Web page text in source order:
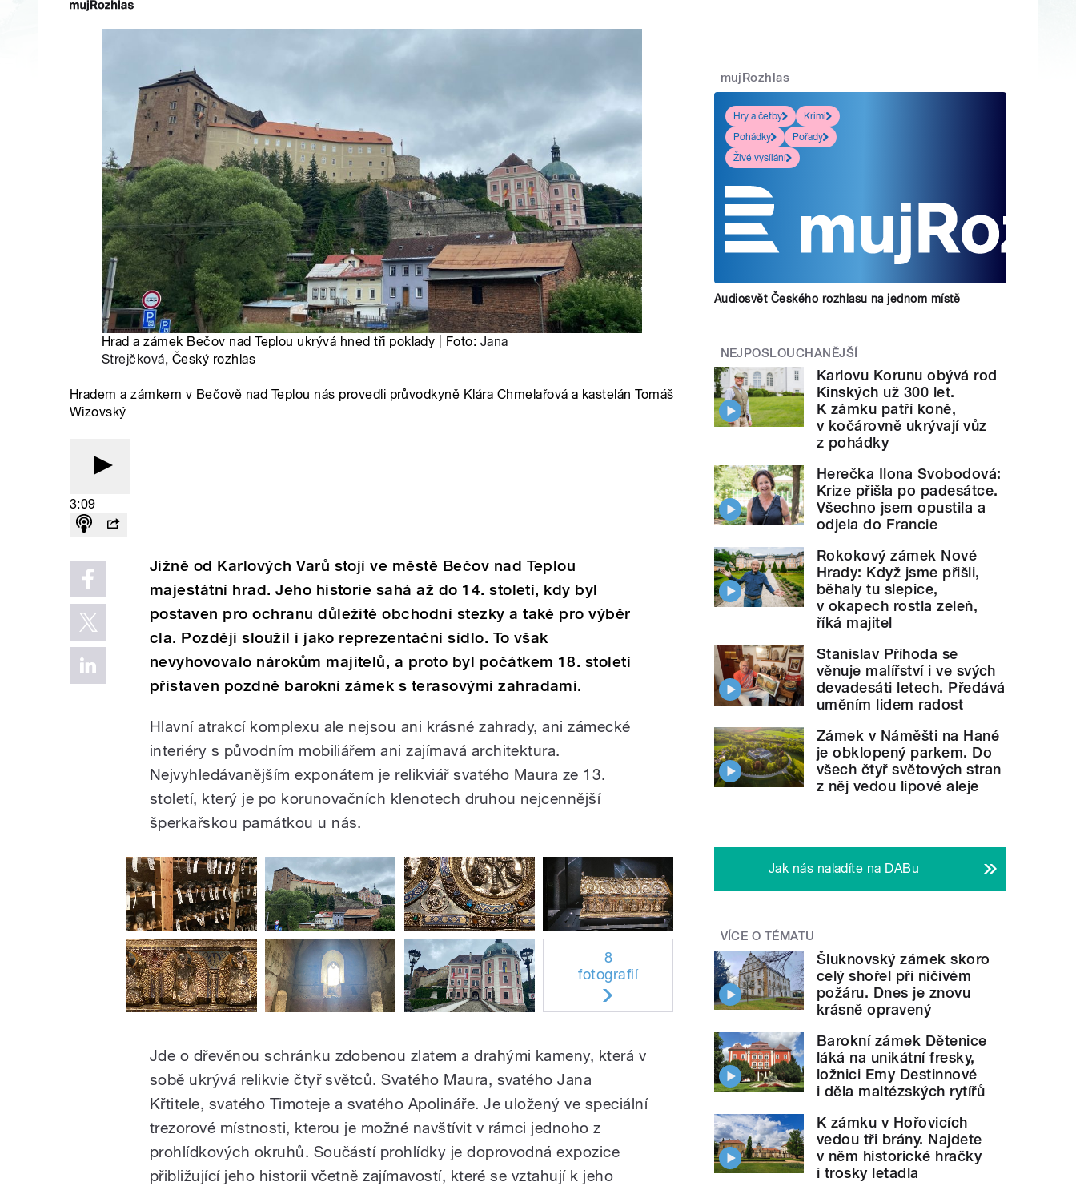
Hrad a zámek Bečov nad Teplou ukrývá hned tři poklady | Foto: Jana
Strejčková, Český rozhlas
Hradem a zámkem v Bečově nad Teplou nás provedli průvodkyně Klára Chmelařová a kastelán Tomáš
Wizovský
3:09
Jižně od Karlových Varů stojí ve městě Bečov nad Teplou
majestátní hrad. Jeho historie sahá až do 14. století, kdy byl
postaven pro ochranu důležité obchodní stezky a také pro výběr
cla. Později sloužil i jako reprezentační sídlo. To však
nevyhovovalo nárokům majitelů, a proto byl počátkem 18. století
přistaven pozdně barokní zámek s terasovými zahradami.
Hlavní atrakcí komplexu ale nejsou ani krásné zahrady, ani zámecké
interiéry s původním mobiliářem ani zajímavá architektura.
Nejvyhledávanějším exponátem je relikviář svatého Maura ze 13.
století, který je po korunovačních klenotech druhou nejcennější
šperkařskou památkou u nás.
8
fotografií
Jde o dřevěnou schránku zdobenou zlatem a drahými kameny, která v
sobě ukrývá relikvie čtyř světců. Svatého Maura, svatého Jana
Křtitele, svatého Timoteje a svatého Apolináře. Je uložený ve speciální
trezorové místnosti, kterou je možné navštívit v rámci jednoho z
prohlídkových okruhů. Součástí prohlídky je doprovodná expozice
přibližující jeho historii včetně zajímavostí, které se vztahují k jeho
mujRozhlas
Hry a četby
Krimi
Pohádky
Pořady
Živé vysílání
Audiosvět Českého rozhlasu na jednom místě
NEJPOSLOUCHANĚJŠÍ
Karlovu Korunu obývá rod
Kinských už 300 let.
K zámku patří koně,
v kočárovně ukrývají vůz
z pohádky
Herečka Ilona Svobodová:
Krize přišla po padesátce.
Všechno jsem opustila a
odjela do Francie
Rokokový zámek Nové
Hrady: Když jsme přišli,
běhaly tu slepice,
v okapech rostla zeleň,
říká majitel
Stanislav Příhoda se
věnuje malířství i ve svých
devadesáti letech. Předává
uměním lidem radost
Zámek v Náměšti na Hané
je obklopený parkem. Do
všech čtyř světových stran
z něj vedou lipové aleje
Jak nás naladíte na DABu
VÍCE O TÉMATU
Šluknovský zámek skoro
celý shořel při ničivém
požáru. Dnes je znovu
krásně opravený
Barokní zámek Dětenice
láká na unikátní fresky,
ložnici Emy Destinnové
i děla maltézských rytířů
K zámku v Hořovicích
vedou tři brány. Najdete
v něm historické hračky
i trosky letadla